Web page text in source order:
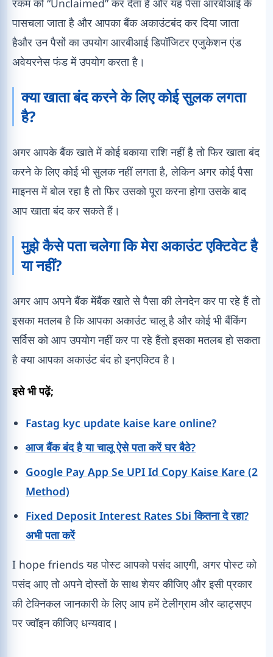
पासचला जाता है और आपका बैंक अकाउंटबंद कर दिया जाता
हैऔर उन पैसों का उपयोग आरबीआई डिपॉजिटर एजुकेशन एंड
अवेयरनेस फंड में उपयोग करता है।
क्या खाता बंद करने के लिए कोई सुलक लगता
है?
अगर आपके बैंक खाते में कोई बकाया राशि नहीं है तो फिर खाता बंद
करने के लिए कोई भी सुलक नहीं लगता है, लेकिन अगर कोई पैसा
माइनस में बोल रहा है तो फिर उसको पूरा करना होगा उसके बाद
आप खाता बंद कर सकते हैं।
मुझे कैसे पता चलेगा कि मेरा अकाउंट एक्टिवेट है
या नहीं?
अगर आप अपने बैंक मेंबैंक खाते से पैसा की लेनदेन कर पा रहे हैं तो
इसका मतलब है कि आपका अकाउंट चालू है और कोई भी बैंकिंग
सर्विस को आप उपयोग नहीं कर पा रहे हैंतो इसका मतलब हो सकता
है क्या आपका अकाउंट बंद हो इनएक्टिव है।
इसे भी पढ़ें;
Fastag kyc update kaise kare online?
आज बैंक बंद है या चालू ऐसे पता करें घर बैठे?
Google Pay App Se UPI Id Copy Kaise Kare (2
Method)
Fixed Deposit Interest Rates Sbi कितना दे रहा?
अभी पता करें
I hope friends यह पोस्ट आपको पसंद आएगी, अगर पोस्ट को
पसंद आए तो अपने दोस्तों के साथ शेयर कीजिए और इसी प्रकार
की टेक्निकल जानकारी के लिए आप हमें टेलीग्राम और व्हाट्सएप
पर ज्वॉइन कीजिए धन्यवाद।